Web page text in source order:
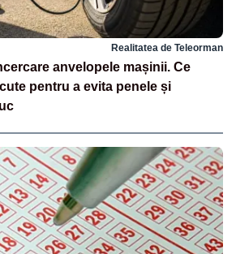
Realitatea de Teleorman
anvelopele mașinii. Ce
pentru a evita penele și